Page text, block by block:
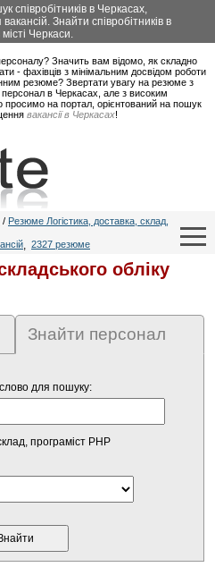
співробітників в Черкасах,
Знайти співробітників в
Черкаси.
Значить вам відомо, як складно
- фахівців з мінімальним досвідом роботи
резюме? Звертати увагу на резюме з
в Черкасах, але з високим
на портал, орієнтований на пошук
вакансії в Черкасах!
/ Резюме Логістика, доставка, склад,
, 2327 резюме
обліку
Знайти персонал
для пошуку:
програміст PHP